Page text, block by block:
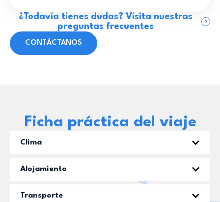
¿Todavía tienes dudas? Visita nuestras
preguntas frecuentes
CONTÁCTANOS
Ficha práctica del viaje
Clima
Alojamiento
Transporte